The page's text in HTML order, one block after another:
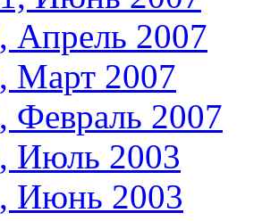
2007
Март 2007
2007
Июль 2003
Июнь 2003